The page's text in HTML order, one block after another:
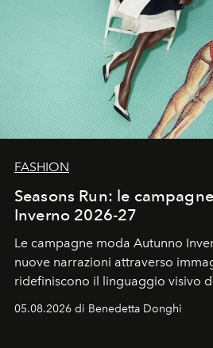
FASHION
Seasons Run: le
Inverno 2026-27
Le campagne moda Autunno
nuove narrazioni attraverso
ridefiniscono il linguaggio visivo
contemporanea e storytelling
05.08.2026 di Benedetta Donghi